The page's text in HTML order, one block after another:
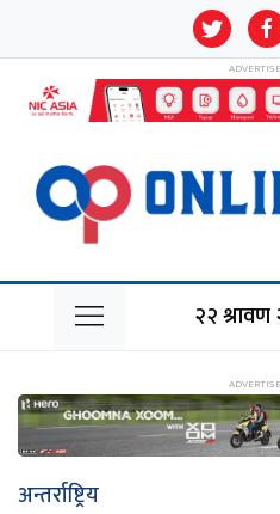
२२ श्रावण
अन्तर्राष्ट्रिय